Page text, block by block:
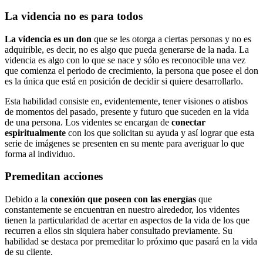
La videncia no es para todos
La videncia es un don que se les otorga a ciertas personas y no es
adquirible, es decir, no es algo que pueda generarse de la nada. La
videncia es algo con lo que se nace y sólo es reconocible una vez
que comienza el periodo de crecimiento, la persona que posee el don
es la única que está en posición de decidir si quiere desarrollarlo.
Esta habilidad consiste en, evidentemente, tener visiones o atisbos
de momentos del pasado, presente y futuro que suceden en la vida
de una persona. Los videntes se encargan de conectar
espiritualmente con los que solicitan su ayuda y así lograr que esta
serie de imágenes se presenten en su mente para averiguar lo que
forma al individuo.
Premeditan acciones
Debido a la conexión que poseen con las energías que
constantemente se encuentran en nuestro alrededor, los videntes
tienen la particularidad de acertar en aspectos de la vida de los que
recurren a ellos sin siquiera haber consultado previamente. Su
habilidad se destaca por premeditar lo próximo que pasará en la vida
de su cliente.